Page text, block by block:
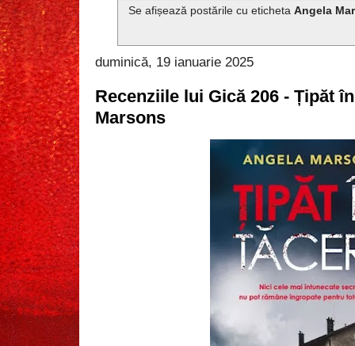
Se afișează postările cu etichetaAngela
duminică, 19 ianuarie 2025
Recenziile lui Gică 206 - Țipăt
Marsons